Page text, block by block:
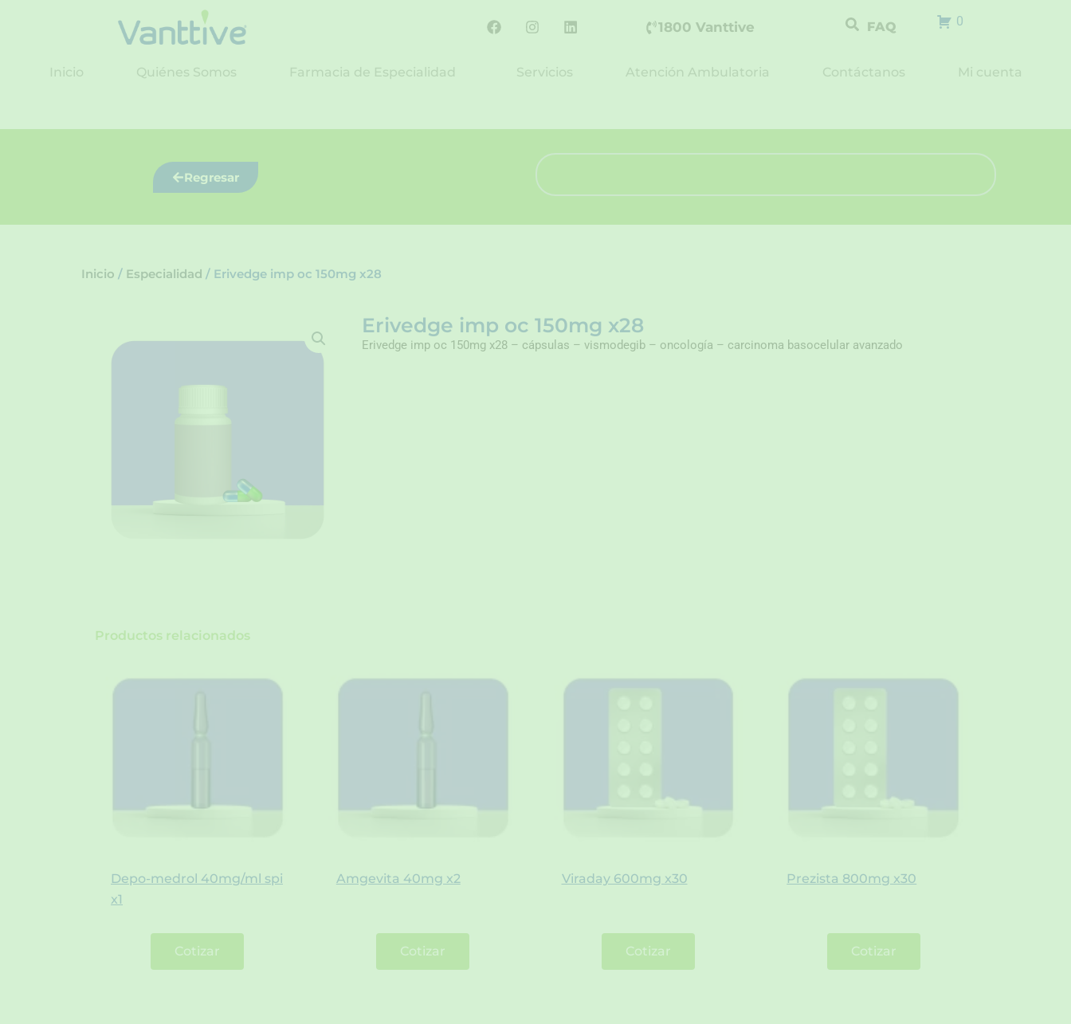
F
a
I
n
a
m
L
i
e
1800 Vanttive FAQ 0
Inicio Quiénes Somos Farmacia de Especialidad Servicios Atención Ambulatoria Contáctanos Mi cuenta
Regresar
Search
Inicio / Especialidad / Erivedge imp oc 150mg x28
Erivedge imp oc 150mg x28
Erivedge imp oc 150mg x28 – cápsulas – vismodegib – oncología – carcinoma basocelular avanzado
Productos relacionados
Depo-medrol 40mg/ml spi
x1
Cotizar
Amgevita 40mg x2
Cotizar
Viraday 600mg x30
Cotizar
Prezista 800mg x30
Cotizar